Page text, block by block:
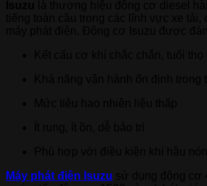
Máy phát điện Isuzu